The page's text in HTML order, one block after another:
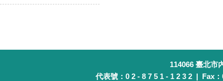
114066 臺北市
代表號：0 2 - 8 7 5 1 - 1 2 3 2 | Fax